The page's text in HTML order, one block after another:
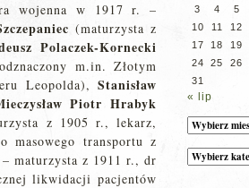
wojenna w 1917 r. –
(maturzysta z
Polaczek-Kornecki
m.in. Złotym
Leopolda), Stanisław
Piotr Hrabyk
z 1905 r., lekarz,
masowego transportu z
– maturzysta z 1911 r., dr
likwidacji pacjentów
3
4 5
10
11 12
17
18 19
24
25 26
31
« lip
Archiwum
Kategorie
wpisów